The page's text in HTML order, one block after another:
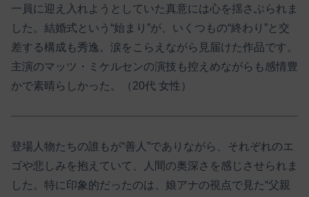
一員に迎え入れようとしていた真意には心を揺さぶられま
した。結婚式という“始まり”が、いくつもの“終わり”と交
差する構成も秀逸。涙をこらえながら見届けた作品です。
主演のマッツ・ミケルセンの演技も控えめながらも感情豊
かで素晴らしかった。（20代 女性）
登場人物たちの誰もが“善人”でありながら、それぞれのエ
ゴや悲しみを抱えていて、人間の奥深さを感じさせられま
した。特に印象的だったのは、娘アナの視点で見た“父親